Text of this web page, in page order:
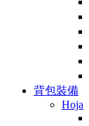
背包裝備
Hoja